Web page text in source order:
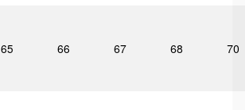
65 66 67 68 70